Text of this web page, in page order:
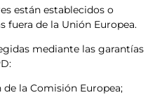
están establecidos o
fuera de la Unión Europea.
mediante las garantías
la Comisión Europea;